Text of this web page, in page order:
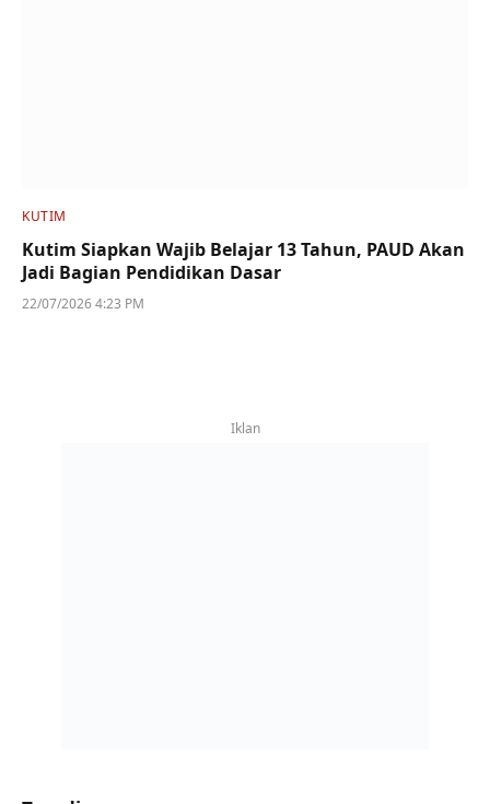
KUTIM
Kutim Siapkan Wajib Belajar 13 Tahun, PAUD Akan
Jadi Bagian Pendidikan Dasar
22/07/2026 4:23 PM
Iklan